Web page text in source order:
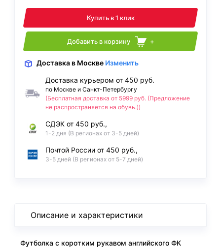
Купить в 1 клик
Добавить в корзину +
Доставка в Москве Изменить
Доставка курьером от 450 руб.
по Москве и Санкт-Петербургу
(Бесплатная доставка от 5999 руб. (Предложение
не распространяется на обувь.))
СДЭК от 450 руб.,
1-2 дня (В регионах от 3-5 дней)
Почтой России от 450 руб.,
3-5 дней (В регионах от 5-7 дней)
Описание и характеристики
Футболка с коротким рукавом английского ФК